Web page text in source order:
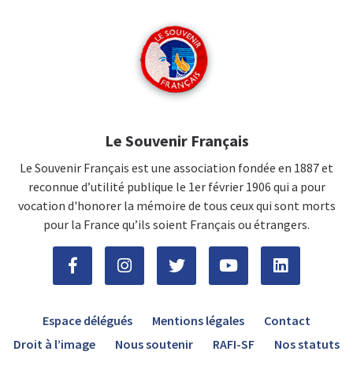
Le Souvenir Français
Le Souvenir Français est une association fondée en 1887 et
reconnue d’utilité publique le 1er février 1906 qui a pour
vocation d'honorer la mémoire de tous ceux qui sont morts
pour la France qu’ils soient Français ou étrangers.
Espace délégués Mentions légales
Contact
Droit à l’image
Nous soutenir RAFI-SF Nos statuts